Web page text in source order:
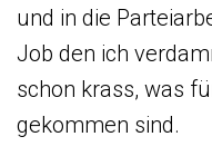
und in die
Job den ich
schon krass, was
gekommen sind.